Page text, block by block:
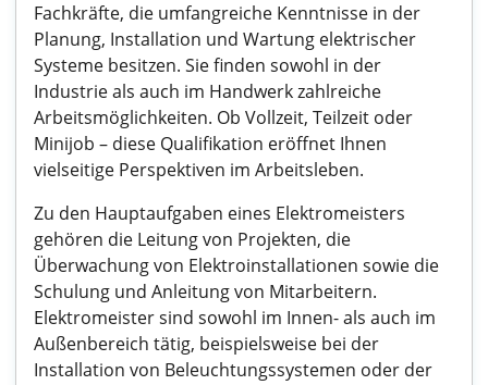
Fachkräfte, die umfangreiche Kenntnisse in der
Planung, Installation und Wartung elektrischer
Systeme besitzen. Sie finden sowohl in der
Industrie als auch im Handwerk zahlreiche
Arbeitsmöglichkeiten. Ob Vollzeit, Teilzeit oder
Minijob – diese Qualifikation eröffnet Ihnen
vielseitige Perspektiven im Arbeitsleben.
Zu den Hauptaufgaben eines Elektromeisters
gehören die Leitung von Projekten, die
Überwachung von Elektroinstallationen sowie die
Schulung und Anleitung von Mitarbeitern.
Elektromeister sind sowohl im Innen- als auch im
Außenbereich tätig, beispielsweise bei der
Installation von Beleuchtungssystemen oder der